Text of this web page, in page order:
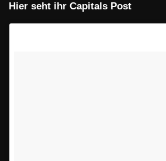
Hier seht ihr Capitals Post